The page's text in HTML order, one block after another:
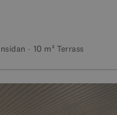
10 m² Terrass